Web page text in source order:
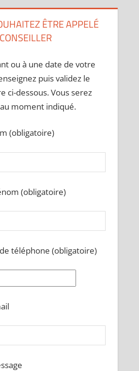
ÊTRE APPELÉ
ou à une date de votre
puis validez le
ci-dessous. Vous serez
moment indiqué.
(obligatoire)
(obligatoire)
téléphone (obligatoire)